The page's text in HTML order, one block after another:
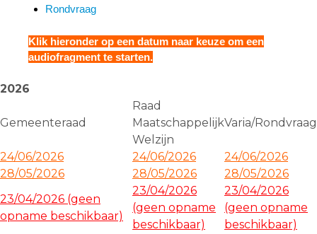
Rondvraag
Klik hieronder op een datum naar keuze om een
audiofragment te starten.
2026
Gemeenteraad
Raad
Maatschappelijk
Welzijn
Varia/Rondvraag
24/06/2026 24/06/2026
24/06/2026
28/05/2026
28/05/2026
28/05/2026
23/04/2026 (geen
opname beschikbaar)
23/04/2026
(geen opname
beschikbaar)
23/04/2026
(geen opname
beschikbaar)